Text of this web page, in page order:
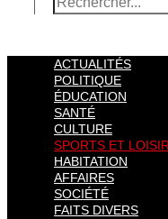
ACTUALITÉS
POLITIQUE
ÉDUCATION
SANTÉ
CULTURE
SPORTS ET
HABITATION
AFFAIRES
SOCIÉTÉ
FAITS DIVERS